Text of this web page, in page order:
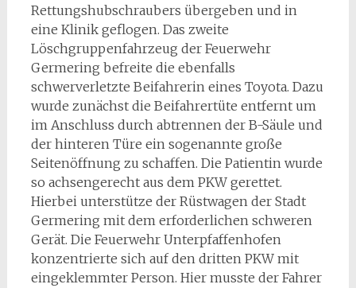
Rettungshubschraubers übergeben und in
eine Klinik geflogen. Das zweite
Löschgruppenfahrzeug der Feuerwehr
Germering befreite die ebenfalls
schwerverletzte Beifahrerin eines Toyota. Dazu
wurde zunächst die Beifahrertüte entfernt um
im Anschluss durch abtrennen der B-Säule und
der hinteren Türe ein sogenannte große
Seitenöffnung zu schaffen. Die Patientin wurde
so achsengerecht aus dem PKW gerettet.
Hierbei unterstütze der Rüstwagen der Stadt
Germering mit dem erforderlichen schweren
Gerät. Die Feuerwehr Unterpfaffenhofen
konzentrierte sich auf den dritten PKW mit
eingeklemmter Person. Hier musste der Fahrer